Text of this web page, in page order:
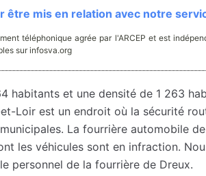
être mis en relation avec notre
téléphonique agrée par l'ARCEP et est
sur infosva.org
habitants et une densité de 1 263
et-Loir est un endroit où la sécurité
La fourrière automobile
les véhicules sont en infraction.
personnel de la fourrière de Dreux.